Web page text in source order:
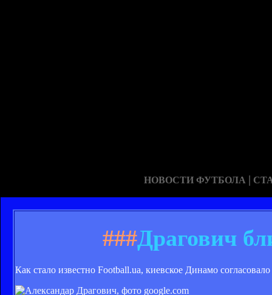
НОВОСТИ ФУТБОЛА |
###Драгович
Как стало известно Football.ua, киевское Динамо